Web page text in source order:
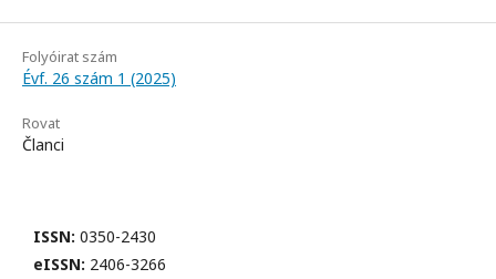
Folyóirat szám
Évf. 26 szám 1 (2025)
Rovat
Članci
ISSN: 0350-2430
eISSN: 2406-3266